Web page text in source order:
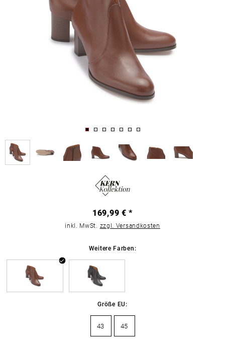
169,99 € *
inkl. MwSt. zzgl. Versandkosten
Weitere Farben:
Größe EU:
43 45